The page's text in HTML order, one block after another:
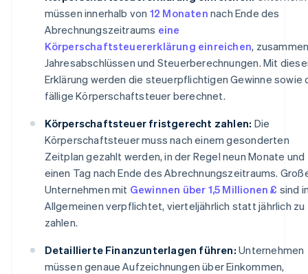
müssen innerhalb von 12 Monaten nach Ende des
Abrechnungszeitraums eine
Körperschaftsteuererklärung einreichen,
Jahresabschlüssen und Steuerberechnungen. Mit
Erklärung werden die steuerpflichtigen Gewinne sowie
fällige Körperschaftsteuer berechnet.
Körperschaftsteuer fristgerecht zahlen: Die
Körperschaftsteuer muss nach einem gesonderten
Zeitplan gezahlt werden, in der Regel neun Monate und
einen Tag nach Ende des Abrechnungszeitraums.
Unternehmen mit Gewinnen über 1,5 Millionen £ sind
Allgemeinen verpflichtet, vierteljährlich statt jährlich zu
zahlen.
Detaillierte Finanzunterlagen führen: Unternehmen
müssen genaue Aufzeichnungen über Einkommen,